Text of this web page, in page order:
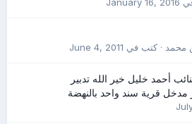
محمد· كتب في June 4, 2011
أحمد خليل خير الله تدبير
مدخل قرية سند واحد بالنهضة